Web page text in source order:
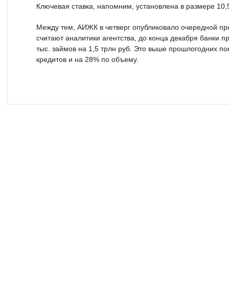
Ключевая ставка, напомним, установлена в размере
Между тем, АИЖК в четверг опубликовало очередной
считают аналитики агентства, до конца декабря банки
тыс. займов на 1,5 трлн руб. Это выше прошлогодних
кредитов и на 28% по объему.